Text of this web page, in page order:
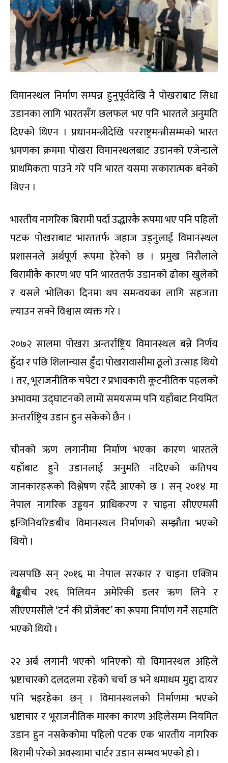
विमानस्थल निर्माण सम्पन्न हुनुपूर्वदेखि नै पोखराबाट सिधा
उडानका लागि भारतसँग छलफल भए पनि भारतले अनुमति
दिएको थिएन । प्रधानमन्त्रीदेखि परराष्ट्रमन्त्रीसम्मको भारत
भ्रमणका क्रममा पोखरा विमानस्थलबाट उडानको एजेन्डाले
प्राथमिकता पाउने गरे पनि भारत यसमा सकारात्मक बनेको
थिएन ।
भारतीय नागरिक बिरामी पर्दा उद्धारकै रूपमा भए पनि पहिलो
पटक पोखराबाट भारततर्फ जहाज उड्नुलाई विमानस्थल
प्रशासनले अर्थपूर्ण रूपमा हेरेको छ । प्रमुख निरौलाले
बिरामीकै कारण भए पनि भारततर्फ उडानको ढोका खुलेको
र यसले भोलिका दिनमा थप समन्वयका लागि सहजता
ल्याउन सक्ने विश्वास व्यक्त गरे ।
२०७२ सालमा पोखरा अन्तर्राष्ट्रिय विमानस्थल बन्ने निर्णय
हुँदा र पछि शिलान्यास हुँदा पोखरावासीमा ठूलो उत्साह थियो
। तर, भूराजनीतिक चपेटा र प्रभावकारी कूटनीतिक पहलको
अभावमा उद्घाटनको लामो समयसम्म पनि यहाँबाट नियमित
अन्तर्राष्ट्रिय उडान हुन सकेको छैन ।
चीनको ऋण लगानीमा निर्माण भएका कारण भारतले
यहाँबाट हुने उडानलाई अनुमति नदिएको कतिपय
जानकारहरूको विश्लेषण रहँदै आएको छ । सन् २०१४ मा
नेपाल नागरिक उड्डयन प्राधिकरण र चाइना सीएएमसी
इन्जिनियरिङबीच विमानस्थल निर्माणको सम्झौता भएको
थियो ।
त्यसपछि सन् २०१६ मा नेपाल सरकार र चाइना एक्जिम
बैङ्कबीच २१६ मिलियन अमेरिकी डलर ऋण लिने र
सीएएमसीले ‘टर्न की प्रोजेक्ट’ का रूपमा निर्माण गर्ने सहमति
भएको थियो ।
२२ अर्ब लगानी भएको भनिएको यो विमानस्थल अहिले
भ्रष्टाचारको दलदलमा रहेको चर्चा छ भने धमाधम मुद्दा दायर
पनि भइरहेका छन् । विमानस्थलको निर्माणमा भएको
भ्रष्टाचार र भूराजनीतिक मारका कारण अहिलेसम्म नियमित
उडान हुन नसकेकोमा पहिलो पटक एक भारतीय नागरिक
बिरामी परेको अवस्थामा चार्टर उडान सम्भव भएको हो ।